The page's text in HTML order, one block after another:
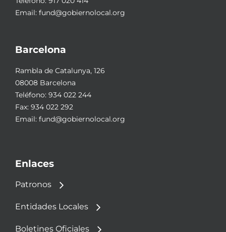
Email: fund@gobiernolocal.org
Barcelona
Rambla de Catalunya, 126
08008 Barcelona
Teléfono: 934 022 244
Fax: 934 022 292
Email: fund@gobiernolocal.org
Enlaces
Patronos
Entidades Locales
Boletines Oficiales